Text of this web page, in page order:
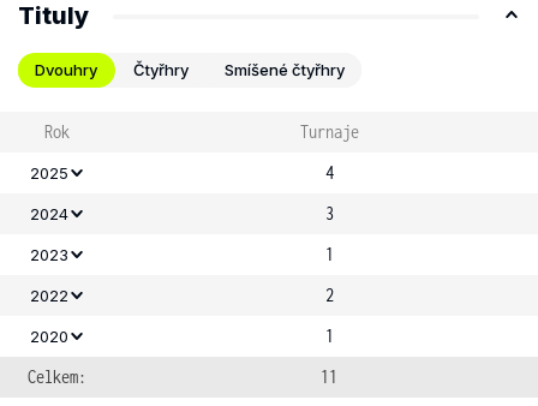
Tituly
Dvouhry Čtyřhry Smíšené čtyřhry
Rok Turnaje
2025 4
2024 3
2023 1
2022 2
2020
1
Celkem:
11